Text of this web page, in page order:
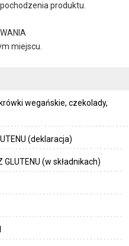
produktu.
miejscu.
wegańskie, czekolady,
(deklaracja)
GLUTENU (w składnikach)